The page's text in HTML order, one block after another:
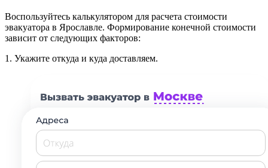
Воспользуйтесь калькулятором для расчета стоимости
эвакуатора в Ярославле. Формирование конечной стоимости
зависит от следующих факторов:
1. Укажите откуда и куда доставляем.